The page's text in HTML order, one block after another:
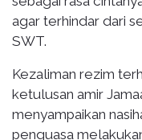
agar terhindar dari
SWT.
Kezaliman rezim
ketulusan amir
menyampaikan
penguasa